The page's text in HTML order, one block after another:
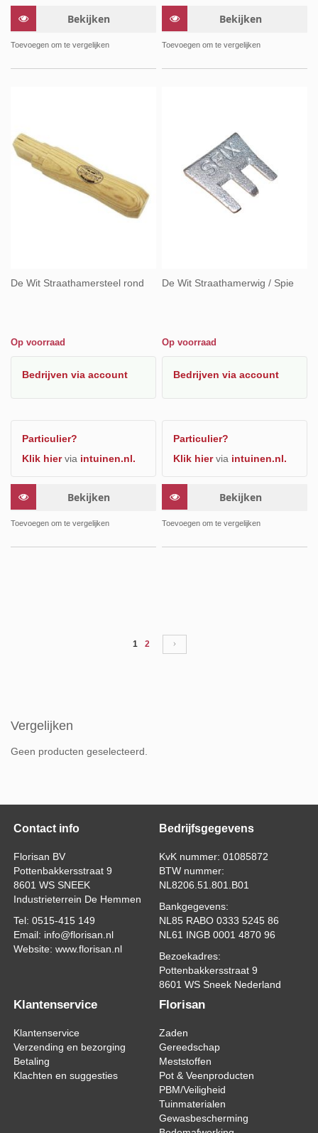
Bekijken
Toevoegen om te vergelijken
Bekijken
Toevoegen om te vergelijken
De Wit Straathamersteel rond
Op voorraad
Bedrijven via account
Particulier?
Klik hiervia intuinen.nl.
Bekijken
Toevoegen om te vergelijken
De Wit Straathamerwig / Spie
Op voorraad
Bedrijvenvia account
Particulier?
Klik hiervia intuinen.nl.
Bekijken
Toevoegen om te vergelijken
Pagina
U lees momenteel pagina
1 Pagina
2
Vergelijken
Geen producten geselecteerd.
Contact info
Florisan BV
Pottenbakkersstraat 9
8601 WS SNEEK
Industrieterrein De Hemmen
Tel: 0515-415 149
Email: info@florisan.nl
Website: www.florisan.nl
Bedrijfsgegevens
KvK nummer: 01085872
BTW nummer:
NL8206.51.801.B01
Bankgegevens:
NL85 RABO 0333 5245 86
NL61 INGB 0001 4870 96
Bezoekadres:
Pottenbakkersstraat 9
8601 WS Sneek Nederland
Klantenservice
Klantenservice
Verzending en bezorging
Betaling
Klachten en suggesties
Florisan
Zaden
Gereedschap
Meststoffen
Pot & Veenproducten
PBM/Veiligheid
Tuinmaterialen
Gewasbescherming